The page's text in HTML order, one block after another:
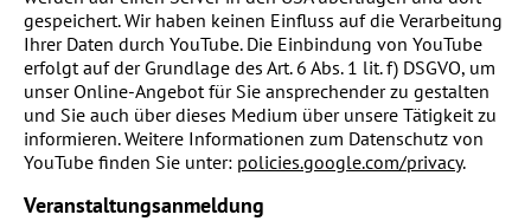
gespeichert. Wir haben keinen Einfluss auf die Verarbeitung
Ihrer Daten durch YouTube. Die Einbindung von YouTube
erfolgt auf der Grundlage des Art. 6 Abs. 1 lit. f) DSGVO, um
unser Online-Angebot für Sie ansprechender zu gestalten
und Sie auch über dieses Medium über unsere Tätigkeit zu
informieren. Weitere Informationen zum Datenschutz von
YouTube finden Sie unter: policies.google.com/privacy.
Veranstaltungsanmeldung